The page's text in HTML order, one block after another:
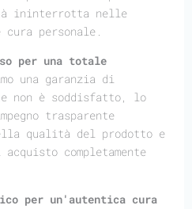
ininterrotta nelle
personale.
per una totale
una garanzia di
non è soddisfatto, lo
trasparente
qualità del prodotto e
completamente
per un'autentica cura